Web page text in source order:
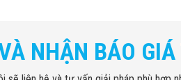
NHẬN BÁO